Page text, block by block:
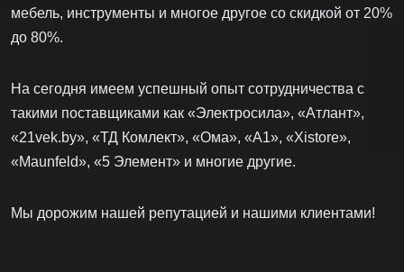
мебель, инструменты и многое другое со скидкой от 20%
до 80%.
На сегодня имеем успешный опыт сотрудничества с
такими поставщиками как «Электросила», «Атлант»,
«21vek.by», «ТД Комлект», «Ома», «А1», «Xistore»,
«Maunfeld», «5 Элемент» и многие другие.
Мы дорожим нашей репутацией и нашими клиентами!